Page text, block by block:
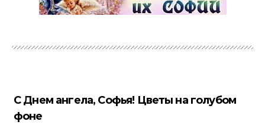
С Днем ангела, Софья! Цветы на голубом
фоне